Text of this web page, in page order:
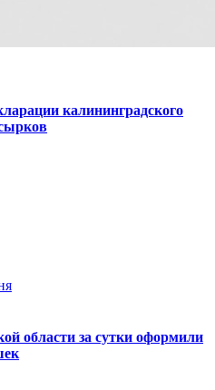
калининградского
области за сутки оформили